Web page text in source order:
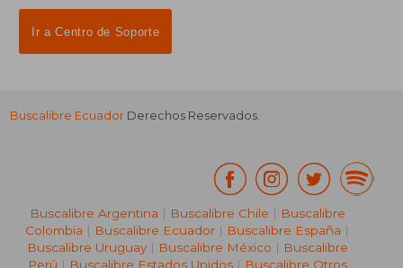
Ir a Centro de Soporte
Buscalibre Ecuador Derechos Reservados.
Buscalibre Argentina | Buscalibre Chile | Buscalibre
Colombia | Buscalibre Ecuador | Buscalibre España |
Buscalibre Uruguay| Buscalibre México | Buscalibre
Perú | Buscalibre Estados Unidos| Buscalibre Otros